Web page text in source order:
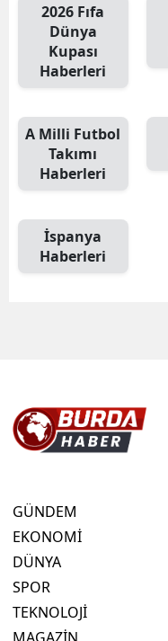
2026 Fıfa
Dünya
Kupası
Haberleri
A Milli Futbol
Takımı
Haberleri
İspanya
Haberleri
GÜNDEM
EKONOMİ
DÜNYA
SPOR
TEKNOLOJİ